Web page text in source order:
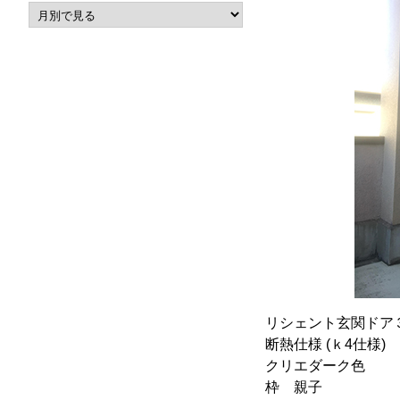
リシェント玄関ドア
断熱仕様 (ｋ4仕様)
クリエダーク色
枠 親子